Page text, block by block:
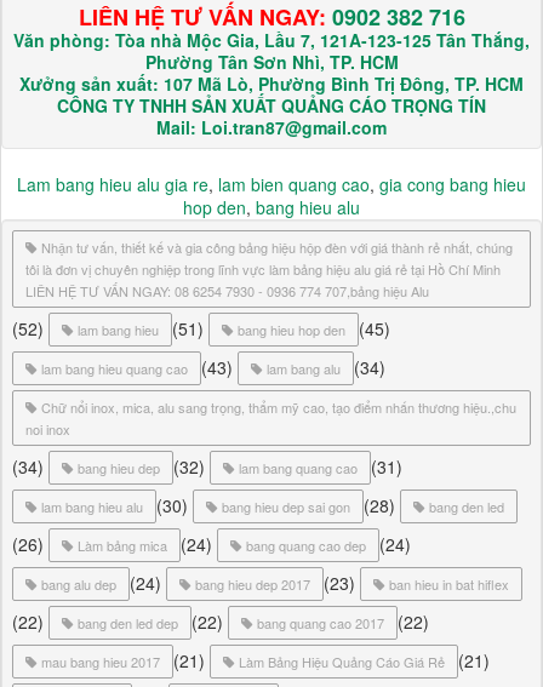
LIÊN HỆ TƯ VẤN NGAY: 0902 382 716
Văn phòng: Tòa nhà Mộc Gia, Lầu 7, 121A-123-125 Tân Thắng,
Phường Tân Sơn Nhì, TP. HCM
Xưởng sản xuất: 107 Mã Lò, Phường Bình Trị Đông, TP. HCM
CÔNG TY TNHH SẢN XUẤT QUẢNG CÁO TRỌNG TÍN
Mail: Loi.tran87@gmail.com
Lam bang hieu alu gia re, lam bien quang cao, gia cong bang hieu
hop den, bang hieu alu
Nhận tư vấn, thiết kế và gia công bảng hiệu hộp đèn với giá thành rẻ nhất, chúng
tôi là đơn vị chuyên nghiệp trong lĩnh vực làm bảng hiệu alu giá rẻ tại Hồ Chí Minh
LIÊN HỆ TƯ VẤN NGAY: 08 6254 7930 - 0936 774 707,bảng hiệu Alu
(52) lam bang hieu (51) bang hieu hop den (45)
lam bang hieu quang cao (43) lam bang alu (34)
Chữ nổi inox, mica, alu sang trọng, thẩm mỹ cao, tạo điểm nhấn thương hiệu.,chu
noi inox
(34) bang hieu dep (32) lam bang quang cao (31)
lam bang hieu alu (30) bang hieu dep sai gon (28) bang den led
(26) Làm bảng mica (24) bang quang cao dep (24)
bang alu dep (24) bang hieu dep 2017 (23) ban hieu in bat hiflex
(22) bang den led dep (22) bang quang cao 2017 (22)
mau bang hieu 2017 (21) Làm Bảng Hiệu Quảng Cáo Giá Rẻ (21)